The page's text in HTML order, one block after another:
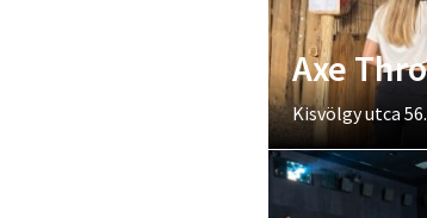
Axe
Kisvölgy utca 56.